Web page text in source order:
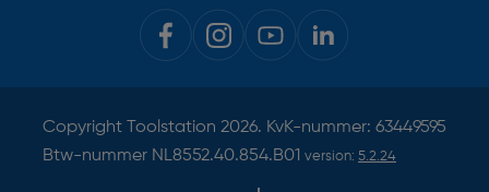
Copyright Toolstation 2026. KvK-nummer: 63449595
Btw-nummer NL8552.40.854.B01 version: 5.2.24